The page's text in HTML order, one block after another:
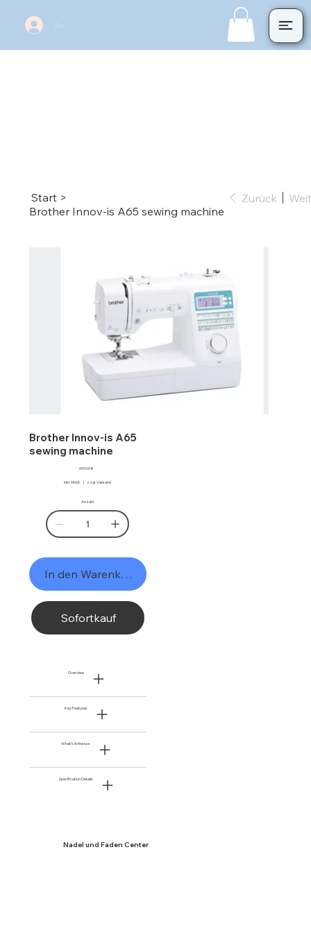
Anmelden
Start >
Brother Innov-is A65 sewing machine
Zurück
Brother Innov-is A65
sewing machine
Preis
609,00 €
inkl. MwSt. | zzgl. Versand
Anzahl
In den Warenkorb
Sofortkauf
Overview
Key Features
What's in the box
Specification Details
Nadel und Faden Center